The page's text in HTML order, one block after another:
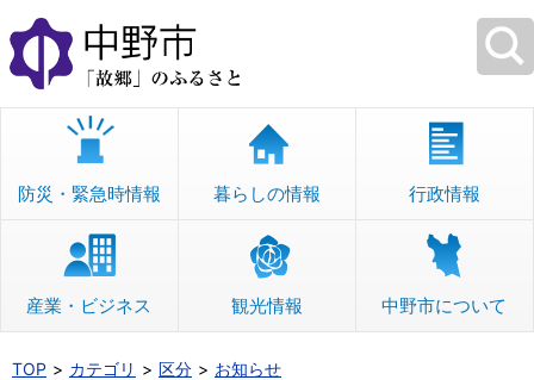
本
文
へ
移
防災・緊急時情報 暮らしの情報 行政情報
産業・ビジネス 観光情報 中野市について
TOP カテゴリ 区分
お知らせ